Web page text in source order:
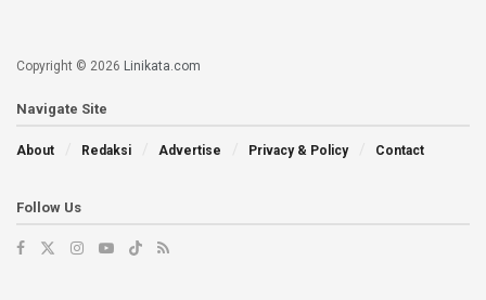
Copyright © 2026 Linikata.com
Navigate Site
About Redaksi Advertise Privacy & Policy Contact
Follow Us